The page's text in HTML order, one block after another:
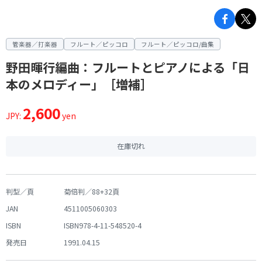
管楽器／打楽器 フルート／ピッコロ フルート／ピッコロ/曲集
野田暉行編曲：フルートとピアノによる「日
本のメロディー」［増補］
JPY: 2,600yen
在庫切れ
判型／頁
菊倍判／88+32頁
JAN
4511005060303
ISBN
ISBN978-4-11-548520-4
発売日
1991.04.15